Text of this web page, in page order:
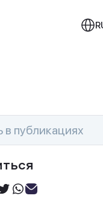
без комиссий
1.6.2: